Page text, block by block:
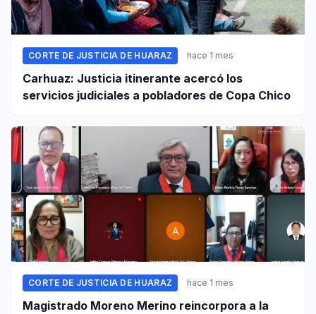
CORTE DE JUSTICIA DE HUARAZ hace 1 mes
Carhuaz: Justicia itinerante acercó los
servicios judiciales a pobladores de Copa Chico
CORTE DE JUSTICIA DE HUARAZ hace 1 mes
Magistrado Moreno Merino reincorpora a la